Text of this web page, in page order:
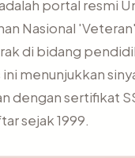
portal resmi
Nasional
di bidang
menunjukkan
dengan sertifikat
sejak 1999.